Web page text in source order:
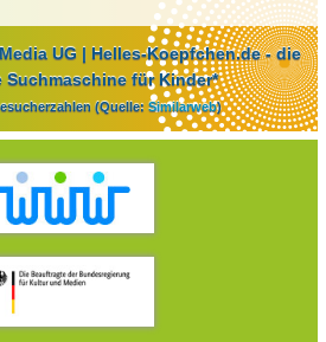
UG | Helles-Koepfchen.de - die
für Kinder*
(Quelle: Similarweb)